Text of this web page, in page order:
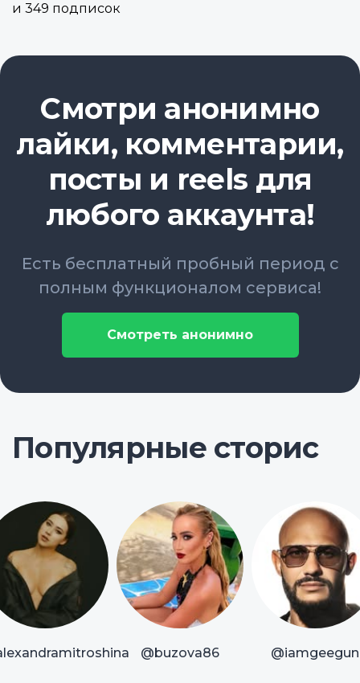
и 349 подписок
Смотри анонимно
лайки, комментарии,
посты и reels для
любого аккаунта!
Есть бесплатный пробный период с
полным функционалом сервиса!
Смотреть анонимно
Популярные сторис
@buzova86 @iamgeegun